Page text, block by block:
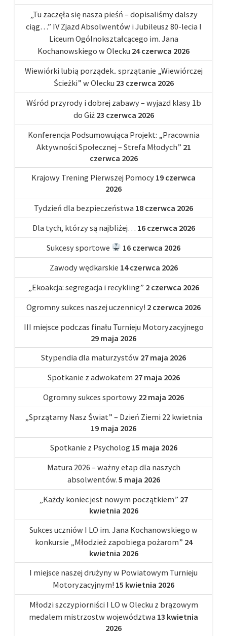
„Tu zaczęła się nasza pieśń – dopisaliśmy dalszy
ciąg…” IV Zjazd Absolwentów i Jubileusz 80-lecia I
Liceum Ogólnokształcącego im. Jana
Kochanowskiego w Olecku 24 czerwca 2026
Wiewiórki lubią porządek.. sprzątanie „Wiewiórczej
Ścieżki” w Olecku 23 czerwca 2026
Wśród przyrody i dobrej zabawy – wyjazd klasy 1b
do Giż 23 czerwca 2026
Konferencja Podsumowująca Projekt: „Pracownia
Aktywności Społecznej – Strefa Młodych” 21
czerwca 2026
Krajowy Trening Pierwszej Pomocy 19 czerwca
2026
Tydzień dla bezpieczeństwa 18 czerwca 2026
Dla tych, którzy są najbliżej… 16 czerwca 2026
Sukcesy sportowe
16 czerwca 2026
Zawody wędkarskie 14 czerwca 2026
„Ekoakcja: segregacja i recykling” 2 czerwca 2026
Ogromny sukces naszej uczennicy! 2 czerwca 2026
III miejsce podczas finału Turnieju Motoryzacyjnego
29 maja 2026
Stypendia dla maturzystów 27 maja 2026
Spotkanie z adwokatem 27 maja 2026
Ogromny sukces sportowy 22 maja 2026
„Sprzątamy Nasz Świat” – Dzień Ziemi 22 kwietnia
19 maja 2026
Spotkanie z Psycholog 15 maja 2026
Matura 2026 – ważny etap dla naszych
absolwentów. 5 maja 2026
„Każdy koniec jest nowym początkiem” 27
kwietnia 2026
Sukces uczniów I LO im. Jana Kochanowskiego w
konkursie „Młodzież zapobiega pożarom” 24
kwietnia 2026
I miejsce naszej drużyny w Powiatowym Turnieju
Motoryzacyjnym! 15 kwietnia 2026
Młodzi szczypiorniści I LO w Olecku z brązowym
medalem mistrzostw województwa 13 kwietnia
2026